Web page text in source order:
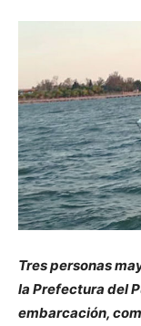
Tres personas
la Prefectura del
embarcación,